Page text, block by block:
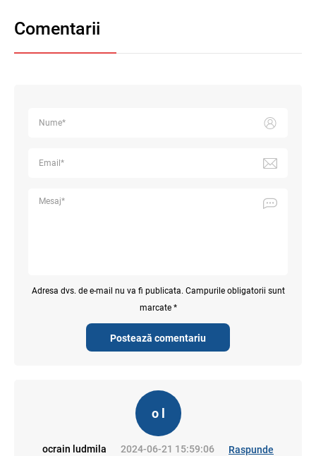
Comentarii
Postează comentariu
Adresa dvs. de e-mail nu va fi publicata. Campurile obligatorii sunt
marcate *
o l
ocrain ludmila 2024-06-21 15:59:06
Raspunde